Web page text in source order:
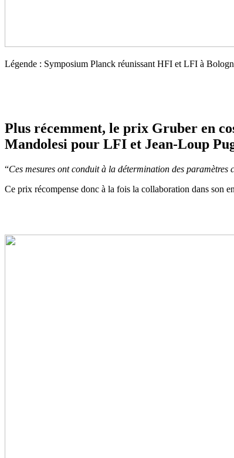
Légende : Symposium Planck réunissant HFI et LFI à
Plus récemment, le prix Gruber en
Mandolesi pour LFI et Jean-Loup
“Ces mesures ont conduit à la détermination des
Ce prix récompense donc à la fois la collaboration dans son